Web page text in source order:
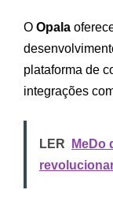
O Opala
plataforma de
integrações
LER
MeDo